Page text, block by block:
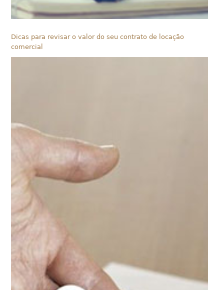
Dicas para revisar o valor do seu contrato de locação
comercial